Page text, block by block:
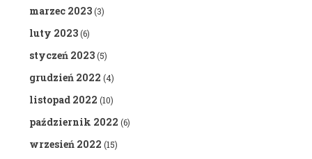
marzec 2023(3)
luty 2023(6)
styczeń 2023(5)
grudzień 2022 (4)
listopad 2022 (10)
październik 2022 (6)
wrzesień 2022 (15)